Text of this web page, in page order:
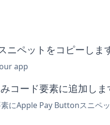
ペットをコピーしま
app
コード要素に追加しま
にApple Pay Buttonスニペ